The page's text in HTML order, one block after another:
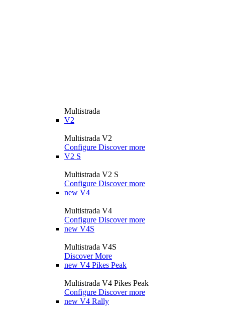
Multistrada
V2
Multistrada V2
Configure Discover more
V2 S
Multistrada V2 S
Configure Discover more
new V4
Multistrada V4
Configure Discover more
new V4S
Multistrada V4S
Discover More
new V4 Pikes Peak
Multistrada V4 Pikes Peak
Configure Discover more
new V4 Rally